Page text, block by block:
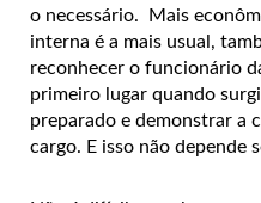
o necessário. Mais
interna é a mais usual,
reconhecer o funcionário
primeiro lugar quando
preparado e demonstrar a
cargo. E isso não depende